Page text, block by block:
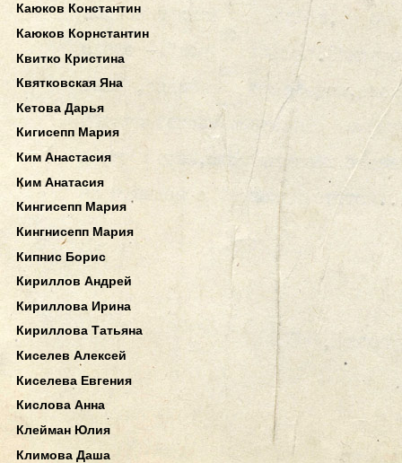
Каюков Константин
Каюков Корнстантин
Квитко Кристина
Квятковская Яна
Кетова Дарья
Кигисепп Мария
Ким Анастасия
Ким Анатасия
Кингисепп Мария
Кингнисепп Мария
Кипнис Борис
Кириллов Андрей
Кириллова Ирина
Кириллова Татьяна
Киселев Алексей
Киселева Евгения
Кислова Анна
Клейман Юлия
Климова Даша